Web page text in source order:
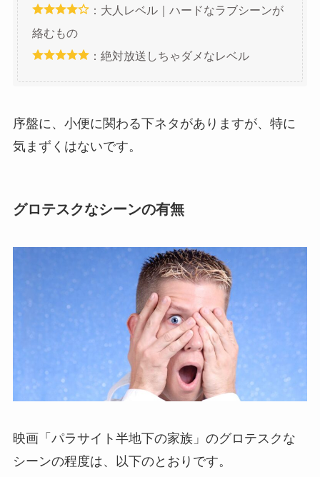
：大人レベル｜ハードなラブシーンが
絡むもの
：絶対放送しちゃダメなレベル
序盤に、小便に関わる下ネタがありますが、特に
気まずくはないです。
グロテスクなシーンの有無
映画「パラサイト半地下の家族」のグロテスクな
シーンの程度は、以下のとおりです。